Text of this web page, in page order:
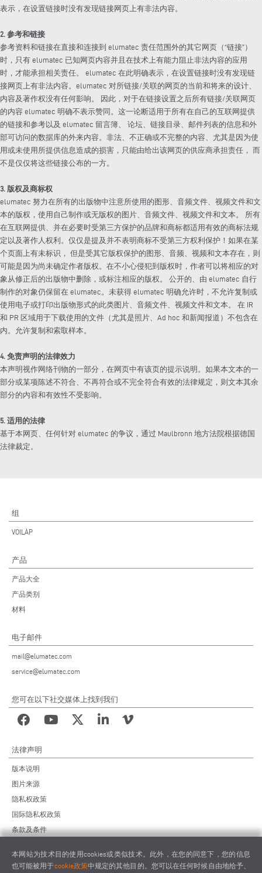
表示，在设置链接时没有发现链接网页上有非法内容。
2. 参考和链接
参考资料和链接在直接和连接到 elumatec 责任范围外的其它网页（“链接”）
时，只有 elumatec 已知网页内容并且在技术上有能力阻止非法内容的应用
时，才能承担相关责任。 elumatec 在此明确表示，在设置链接时没有发现链
接网页上有非法内容。elumatec 对所链接/关联的网页的当前和将来的设计、
内容及著作权没有任何影响。 因此，对于在链接设置之后所有链接/关联网页
的内容 elumatec 明确不表示赞同。这一论断适用于所有在自己的互联网提供
的链接和参考以及 elumatec 留言簿、 论坛、链接目录、邮件列表的信息和外
部可访问的数据库的外来内容。非法、不正确或不完整的内容、尤其是因为使
用或未使用所提供信息造成的损害，只能由给出该网页的供应商承担责任， 而
不是仅仅将这些链接公布的一方。
3. 版权及商标权
elumatec 努力在所有的出版物中注意所使用的图形、音频文件、视频文件和文
本的版权，使用自己制作或无版权的图片、音频文件、视频文件和文本。 所有
在互联网提供、并在必要时受第三方保护的品牌和商标都适用有效的商标法规
定以及著作人权利。仅仅是提及并不表明商标不受第三方权利保护！如果在某
个页面上有未标识， 但是受其它版权保护的图形、音频、视频和文本存在，则
可能是因为尚未确定作者版权。在不小心侵犯到版权时，作者可以将相应的对
象从修正后的出版物中删除，或标注相应的版权。 公开的、由 elumatec 自行
制作的对象仍保留在 elumatec。未获得 elumatec 明确允许时，不允许复制或
使用电子或打印出版物形式的此类图片、音频文件、视频文件和文本。 在 IR
和 PR 区域用于下载使用的文件（尤其是照片、Ad hoc 和新闻报道）不包含在
内。允许复制和索取样本。
4. 免责声明的法律效力
本声明视作网络刊物的一部分，在网页中有该页的提示说明。如果本文本的一
部分或某项陈述不符合、不再符合或不完全符合有效的法律规定，则文本其余
部分的内容和有效性不受影响。
5. 适用的法律
基于本网页、任何针对 elumatec 的争议，通过 Maulbronn 地方法院根据德国
法律裁定。
组
VOILÀP
产品
产品大全
产品类别
材料
电子邮件
mail@elumatec.com
service@elumatec.com
您可在以下社交媒体上找到我们
法律声明
版本说明
图片来源
隐私权政策
国际隐私权政策
条款及条件
供应商行为准则
本网站为技术目的使用cookies或类似技术。此外，在您的同意下，您的信息
也可能被用于cookie政策中规定的其他目的。您可以在任何时候自由地给予、